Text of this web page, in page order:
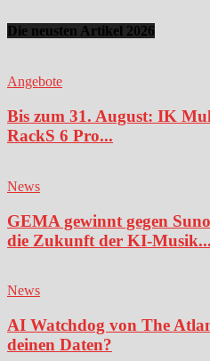
Die neusten Artikel 2026
Angebote
Bis zum 31. August: IK
RackS 6 Pro...
News
GEMA gewinnt gegen
die Zukunft der KI-Musik...
News
AI Watchdog von The
deinen Daten?